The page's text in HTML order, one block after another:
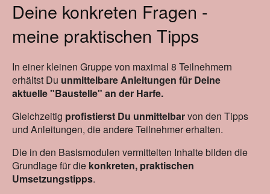
Harfenstammtisch
Newsletter
Metta-Mediation
Inspirations for Harp Players
Blog
Theos Freund - Ein (Musik-)Stück Familiengeschichte
Deine konkreten Fragen -
meine praktischen Tipps
In einer kleinen Gruppe von maximal 8 Teilnehmern
erhältst Du unmittelbare Anleitungen für Deine
aktuelle "Baustelle" an der Harfe.
Gleichzeitig profistierst Du unmittelbarvon den Tipps
und Anleitungen, die andere Teilnehmer erhalten.
Die in den Basismodulen vermittelten Inhalte bilden die
Grundlage für die konkreten, praktischen
Umsetzungstipps.